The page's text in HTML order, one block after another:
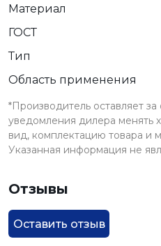
Материал
ГОСТ
Тип
Область применения
*Производитель оставляет
уведомления дилера менять
вид, комплектацию товара и
Указанная информация не
Отзывы
Оставить отзыв